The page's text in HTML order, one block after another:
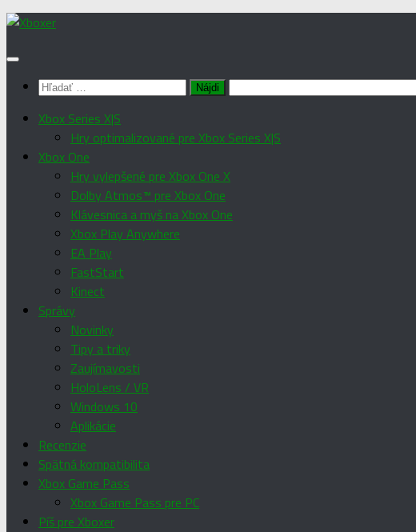
Preskočiť
obsah
Hľadať:
Xbox Series X|S
Hry optimalizované pre Xbox Series X|S
Xbox One
Hry vylepšené pre Xbox One X
Dolby Atmos™ pre Xbox One
Klávesnica a myš na Xbox One
Xbox Play Anywhere
EA Play
FastStart
Kinect
Správy
Novinky
Tipy a triky
Zaujímavosti
HoloLens / VR
Windows 10
Aplikácie
Recenzie
Spätná kompatibilita
Xbox Game Pass
Xbox Game Pass pre PC
Píš pre Xboxer